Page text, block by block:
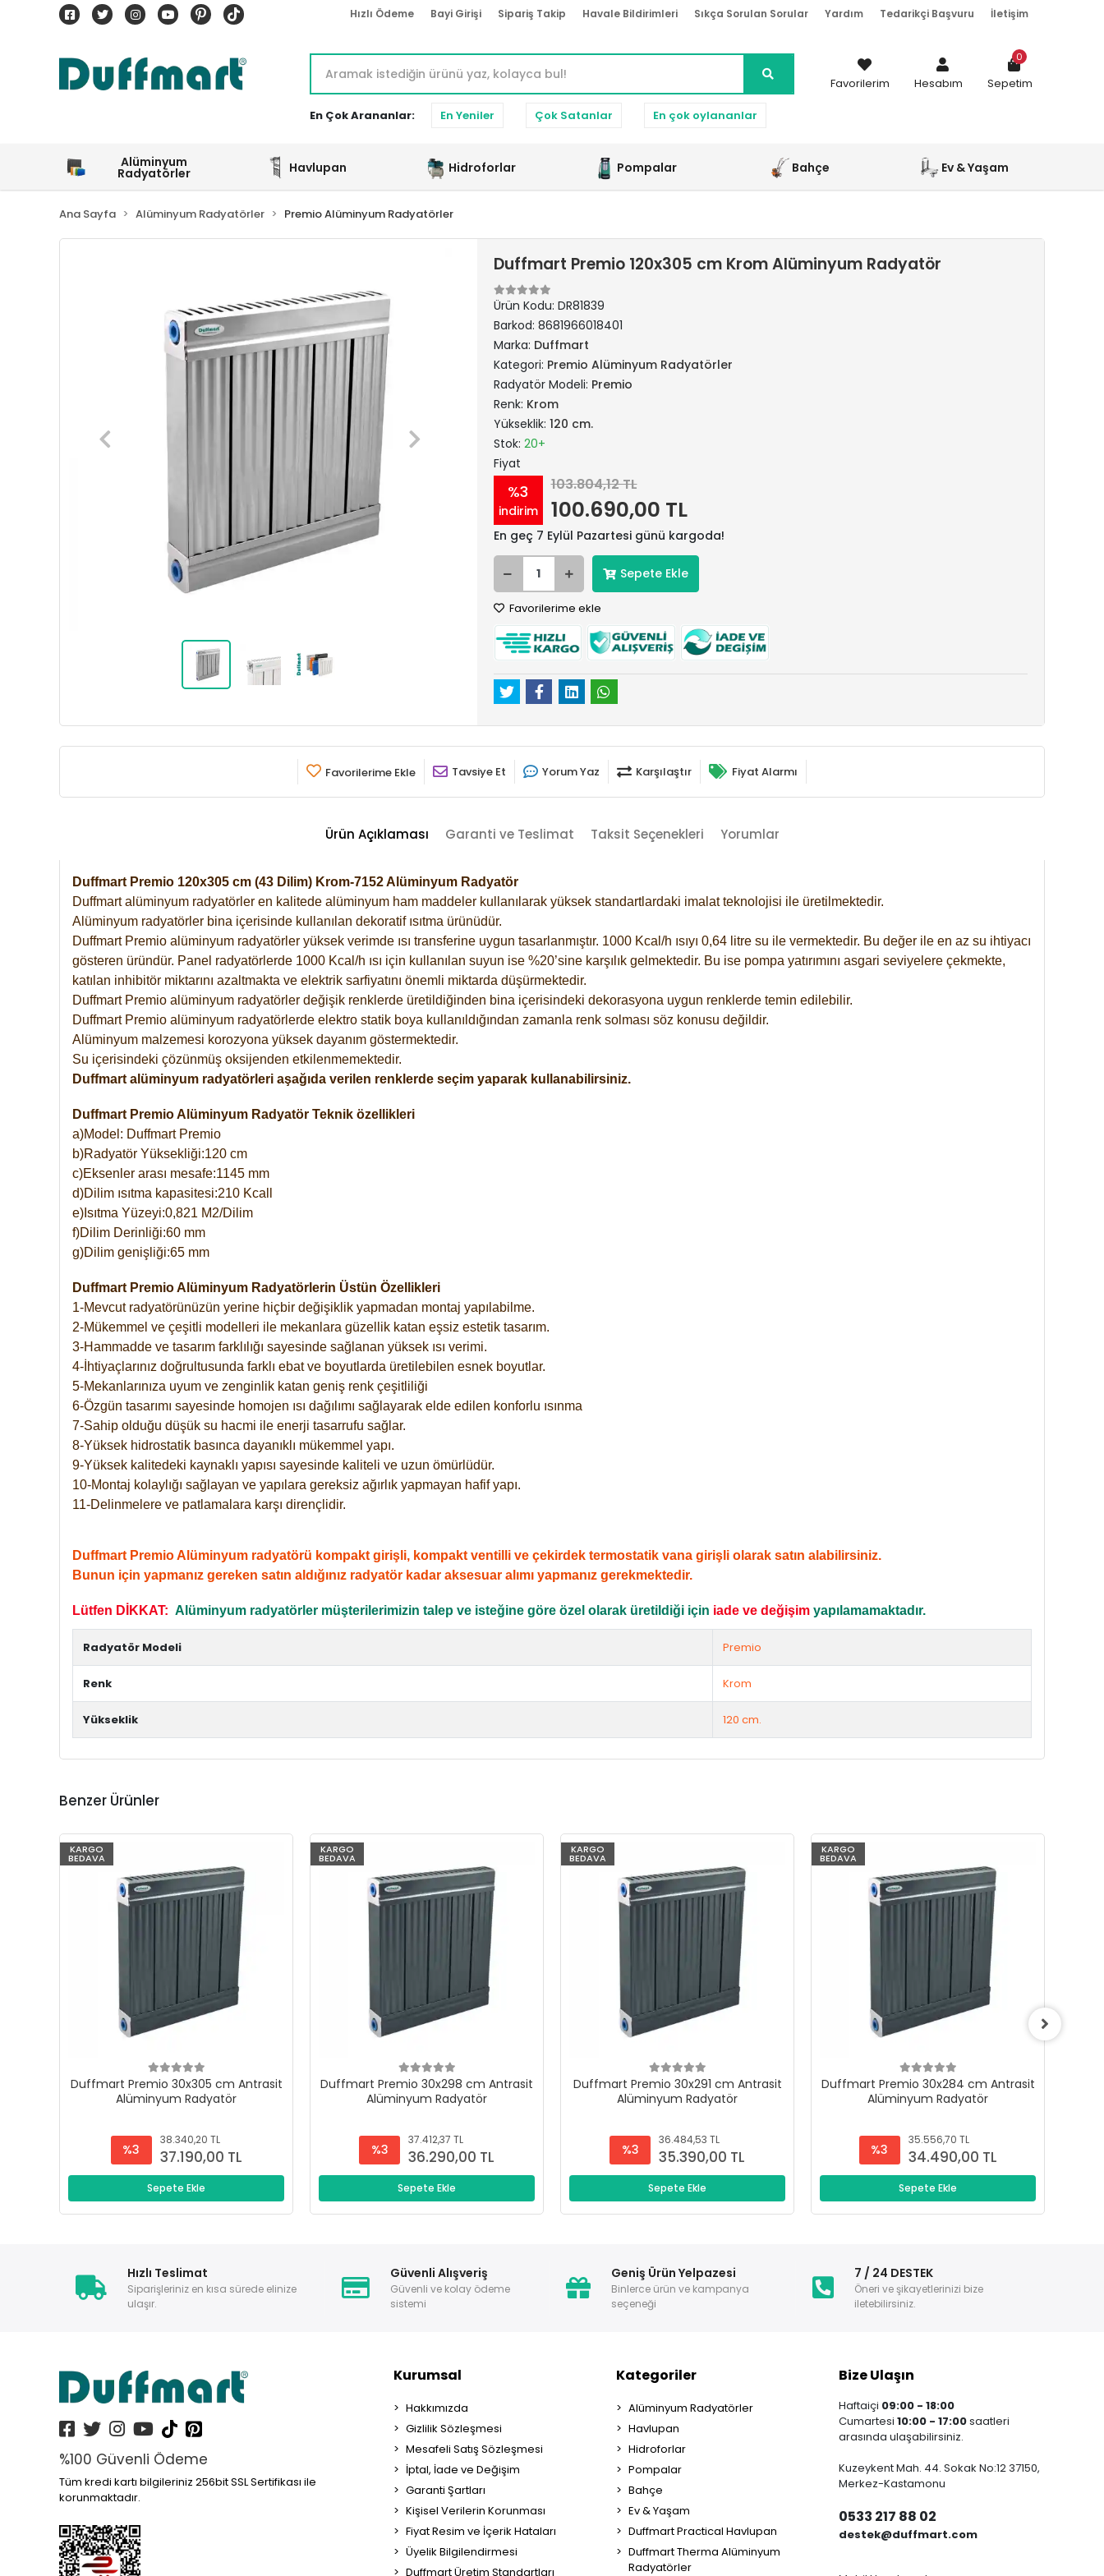
Hızlı Ödeme Bayi Girişi Sipariş Takip Havale Bildirimleri Sıkça Sorulan Sorular Yardım Tedarikçi Başvuru İletişim
En Çok Arananlar: En Yeniler Çok Satanlar En çok oylananlar
Favorilerim Hesabım Sepetim
0
Alüminyum
Radyatörler Havlupan Hidroforlar Pompalar Bahçe Ev & Yaşam
Ana Sayfa Alüminyum Radyatörler Premio Alüminyum Radyatörler
Duffmart Premio 120x305 cm Krom Alüminyum Radyatör
Ürün Kodu: DR81839
Barkod: 8681966018401
Marka: Duffmart
Kategori: Premio Alüminyum Radyatörler
Radyatör Modeli: Premio
Renk: Krom
Yükseklik: 120 cm.
Stok: 20+
Fiyat
%3
indirim
103.804,12 TL
100.690,00 TL
En geç 7 Eylül Pazartesi günü kargoda!
Sepete Ekle
Favorilerime ekle
Favorilerime Ekle Tavsiye Et Yorum Yaz Karşılaştır Fiyat Alarmı
Ürün Açıklaması Garanti ve Teslimat Taksit Seçenekleri Yorumlar
Duffmart Premio 120x305 cm (43 Dilim) Krom-7152 Alüminyum Radyatör
Duffmart alüminyum radyatörler en kalitede alüminyum ham maddeler kullanılarak yüksek standartlardaki imalat teknolojisi ile üretilmektedir.
Alüminyum radyatörler bina içerisinde kullanılan dekoratif ısıtma ürünüdür.
Duffmart Premio alüminyum radyatörler yüksek verimde ısı transferine uygun tasarlanmıştır. 1000 Kcal/h ısıyı 0,64 litre su ile vermektedir. Bu değer ile en az su ihtiyacı
gösteren üründür. Panel radyatörlerde 1000 Kcal/h ısı için kullanılan suyun ise %20’sine karşılık gelmektedir. Bu ise pompa yatırımını asgari seviyelere çekmekte,
katılan inhibitör miktarını azaltmakta ve elektrik sarfiyatını önemli miktarda düşürmektedir.
Duffmart Premio alüminyum radyatörler değişik renklerde üretildiğinden bina içerisindeki dekorasyona uygun renklerde temin edilebilir.
Duffmart Premio alüminyum radyatörlerde elektro statik boya kullanıldığından zamanla renk solması söz konusu değildir.
Alüminyum malzemesi korozyona yüksek dayanım göstermektedir.
Su içerisindeki çözünmüş oksijenden etkilenmemektedir.
Duffmart alüminyum radyatörleri aşağıda verilen renklerde seçim yaparak kullanabilirsiniz.
Duffmart Premio Alüminyum Radyatör Teknik özellikleri
a)Model: Duffmart Premio
b)Radyatör Yüksekliği:120 cm
c)Eksenler arası mesafe:1145 mm
d)Dilim ısıtma kapasitesi:210 Kcall
e)Isıtma Yüzeyi:0,821 M2/Dilim
f)Dilim Derinliği:60 mm
g)Dilim genişliği:65 mm
Duffmart Premio Alüminyum Radyatörlerin Üstün Özellikleri
1-Mevcut radyatörünüzün yerine hiçbir değişiklik yapmadan montaj yapılabilme.
2-Mükemmel ve çeşitli modelleri ile mekanlara güzellik katan eşsiz estetik tasarım.
3-Hammadde ve tasarım farklılığı sayesinde sağlanan yüksek ısı verimi.
4-İhtiyaçlarınız doğrultusunda farklı ebat ve boyutlarda üretilebilen esnek boyutlar.
5-Mekanlarınıza uyum ve zenginlik katan geniş renk çeşitliliği
6-Özgün tasarımı sayesinde homojen ısı dağılımı sağlayarak elde edilen konforlu ısınma
7-Sahip olduğu düşük su hacmi ile enerji tasarrufu sağlar.
8-Yüksek hidrostatik basınca dayanıklı mükemmel yapı.
9-Yüksek kalitedeki kaynaklı yapısı sayesinde kaliteli ve uzun ömürlüdür.
10-Montaj kolaylığı sağlayan ve yapılara gereksiz ağırlık yapmayan hafif yapı.
11-Delinmelere ve patlamalara karşı dirençlidir.
Duffmart Premio Alüminyum radyatörü kompakt girişli, kompakt ventilli ve çekirdek termostatik vana girişli olarak satın alabilirsiniz.
Bunun için yapmanız gereken satın aldığınız radyatör kadar aksesuar alımı yapmanız gerekmektedir.
Lütfen DİKKAT: Alüminyum radyatörler müşterilerimizin talep ve isteğine göre özel olarak üretildiği için iade ve değişim yapılamamaktadır.
Radyatör Modeli Premio
Renk Krom
Yükseklik 120 cm.
Benzer Ürünler
KARGO
BEDAVA
Duffmart Premio 30x305 cm Antrasit
Alüminyum Radyatör
%3
38.340,20 TL
37.190,00 TL
Sepete Ekle
KARGO
BEDAVA
Duffmart Premio 30x298 cm Antrasit
Alüminyum Radyatör
%3
37.412,37 TL
36.290,00 TL
Sepete Ekle
KARGO
BEDAVA
Duffmart Premio 30x291 cm Antrasit
Alüminyum Radyatör
%3
36.484,53 TL
35.390,00 TL
Sepete Ekle
KARGO
BEDAVA
Duffmart Premio 30x284 cm Antrasit
Alüminyum Radyatör
%3
35.556,70 TL
34.490,00 TL
Sepete Ekle
Hızlı Teslimat
Siparişleriniz en kısa sürede elinize
ulaşır.
Güvenli Alışveriş
Güvenli ve kolay ödeme
sistemi
Geniş Ürün Yelpazesi
Binlerce ürün ve kampanya
seçeneği
7 / 24 DESTEK
Öneri ve şikayetlerinizi bize
iletebilirsiniz.
%100 Güvenli Ödeme
Tüm kredi kartı bilgileriniz 256bit SSL Sertifikası ile
korunmaktadır.
Kurumsal
Hakkımızda
Gizlilik Sözleşmesi
Mesafeli Satış Sözleşmesi
İptal, İade ve Değişim
Garanti Şartları
Kişisel Verilerin Korunması
Fiyat Resim ve İçerik Hataları
Üyelik Bilgilendirmesi
Duffmart Üretim Standartları
Kategoriler
Alüminyum Radyatörler
Havlupan
Hidroforlar
Pompalar
Bahçe
Ev & Yaşam
Duffmart Practical Havlupan
Duffmart Therma Alüminyum
Radyatörler
Bize Ulaşın
Haftaiçi 09:00 - 18:00
Cumartesi 10:00 - 17:00saatleri
arasında ulaşabilirsiniz.
Kuzeykent Mah. 44. Sokak No:12 37150,
Merkez-Kastamonu
0533 217 88 02
destek@duffmart.com